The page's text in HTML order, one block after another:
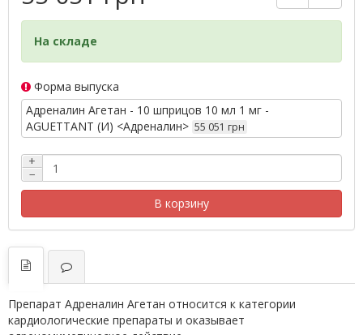
На складе
Форма выпуска
Адреналин Агетан - 10 шприцов 10 мл 1 мг -
AGUETTANT (И) <Адреналин> 55 051 грн
+
−
В корзину
Препарат Адреналин Агетан относится к категории
кардиологические препараты и оказывает